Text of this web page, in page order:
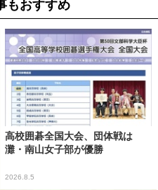
もおすすめ
高校囲碁全国大会、団体戦は
灘・南山女子部が優勝
2026.8.5